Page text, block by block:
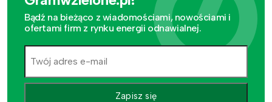
Bądź na bieżąco z wiadomościami, nowościami i
ofertami firm z rynku energii odnawialnej.
Zapisz się